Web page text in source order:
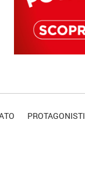
PROTAGONISTI